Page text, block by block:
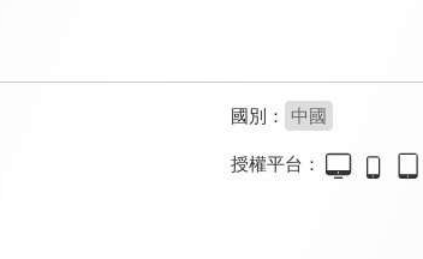
國別： 中國
授權平台：